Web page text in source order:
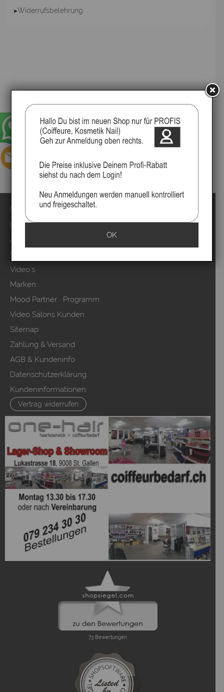
▸Widerrufsbelehrung
Impressum
Kontakt
Anmelden
Über uns
Video`s
Marken
Mood Partner Programm
Video Salons Kunden
Sitemap
Zahlung & Versand
AGB & Kundeninfo
Datenschutzerklärung
Kundeninformationen
Vertrag widerrufen
OK